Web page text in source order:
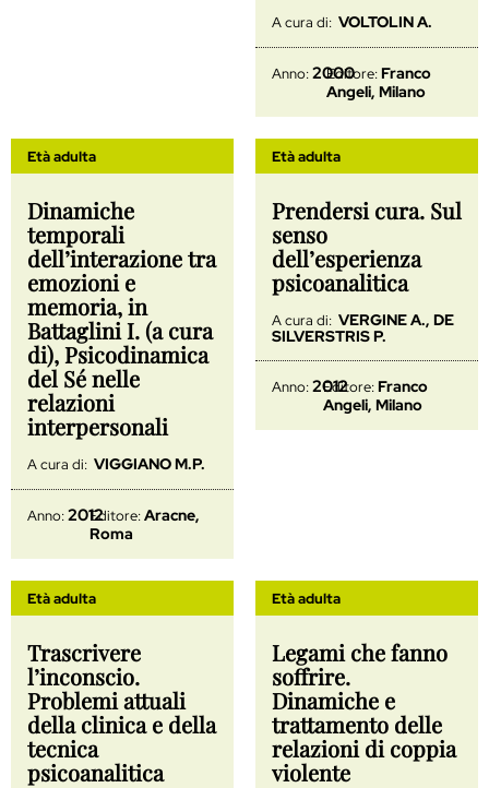
A cura di: VOLTOLIN A.
Anno:2000
Editore:Franco
Angeli, Milano
Età adulta
Dinamiche
temporali
dell’interazione tra
emozioni e
memoria, in
Battaglini I. (a cura
di), Psicodinamica
del Sé nelle
relazioni
interpersonali
A cura di: VIGGIANO M.P.
Anno:2012Editore:Aracne,
Roma
Età adulta
Prendersi cura. Sul
senso
dell’esperienza
psicoanalitica
A cura di: VERGINE A., DE
SILVERSTRIS P.
Anno:2012
Editore:Franco
Angeli, Milano
Età adulta
Trascrivere
l’inconscio.
Problemi attuali
della clinica e della
tecnica
psicoanalitica
Età adulta
Legami che fanno
soffrire.
Dinamiche e
trattamento delle
relazioni di coppia
violente